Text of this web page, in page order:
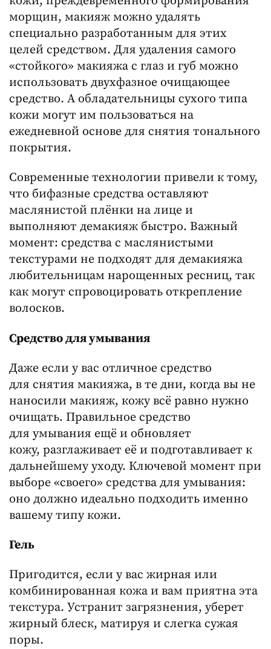
морщин, макияж можно удалять
специально разработанным для этих
целей средством. Для удаления самого
«стойкого» макияжа с глаз и губ можно
использовать двухфазное очищающее
средство. А обладательницы сухого типа
кожи могут им пользоваться на
ежедневной основе для снятия тонального
покрытия.
Современные технологии привели к тому,
что бифазные средства оставляют
маслянистой плёнки на лице и
выполняют демакияж быстро. Важный
момент: средства с маслянистыми
текстурами не подходят для демакияжа
любительницам нарощенных ресниц, так
как могут спровоцировать открепление
волосков.
Средство для умывания
Даже если у вас отличное средство
для снятия макияжа, в те дни, когда вы не
наносили макияж, кожу всё равно нужно
очищать. Правильное средство
для умывания ещё и обновляет
кожу, разглаживает её и подготавливает к
дальнейшему уходу. Ключевой момент при
выборе «своего» средства для умывания:
оно должно идеально подходить именно
вашему типу кожи.
Гель
Пригодится, если у вас жирная или
комбинированная кожа и вам приятна эта
текстура. Устранит загрязнения, уберет
жирный блеск, матируя и слегка сужая
поры.